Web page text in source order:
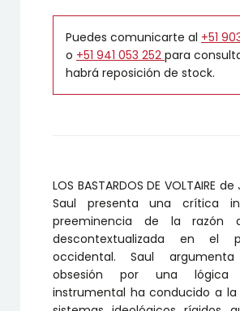
Puedes comunicarte al +51
o +51 941 053 252 para
habrá reposición de stock.
LOS BASTARDOS DE VOLTAIRE
Saul presenta una crítica
preeminencia de la razón
descontextualizada en el
occidental. Saul
obsesión por una lógica
instrumental ha conducido a